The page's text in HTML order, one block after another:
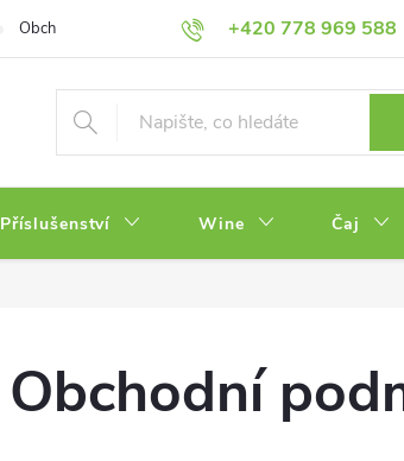
+420 778 969 588
Obchodní podmínky Zásady ochrany osobních údajů
Příslušenství Wine Čaj
Obchodní